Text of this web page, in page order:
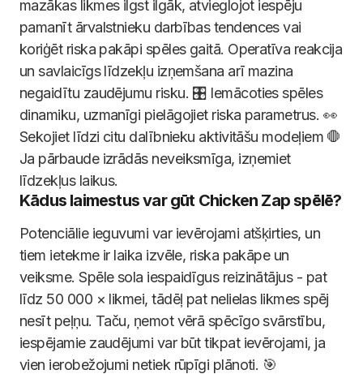
mazākas likmes ilgst ilgāk, atvieglojot iespēju
pamanīt ārvalstnieku darbības tendences vai
koriģēt riska pakāpi spēles gaitā. Operatīva reakcija
un savlaicīgs līdzekļu izņemšana arī mazina
negaidītu zaudējumu risku. 🎛️ Iemācoties spēles
dinamiku, uzmanīgi pielāgojiet riska parametrus. 👀
Sekojiet līdzi citu dalībnieku aktivitāšu modeļiem 🛑
Ja pārbaude izrādās neveiksmīga, izņemiet
līdzekļus laikus.
Kādus laimestus var gūt Chicken Zap spēlē?
Potenciālie ieguvumi var ievērojami atšķirties, un
tiem ietekme ir laika izvēle, riska pakāpe un
veiksme. Spēle sola iespaidīgus reizinātājus - pat
līdz 50 000 × likmei, tādēļ pat nelielas likmes spēj
nesīt peļņu. Taču, ņemot vērā spēcīgo svārstību,
iespējamie zaudējumi var būt tikpat ievērojami, ja
vien ierobežojumi netiek rūpīgi plānoti. 🎯